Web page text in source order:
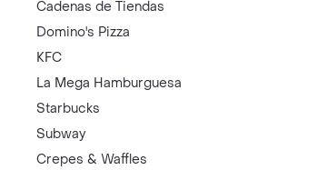
Cadenas de Tiendas
Domino's Pizza
KFC
La Mega Hamburguesa
Starbucks
Subway
Crepes & Waffles